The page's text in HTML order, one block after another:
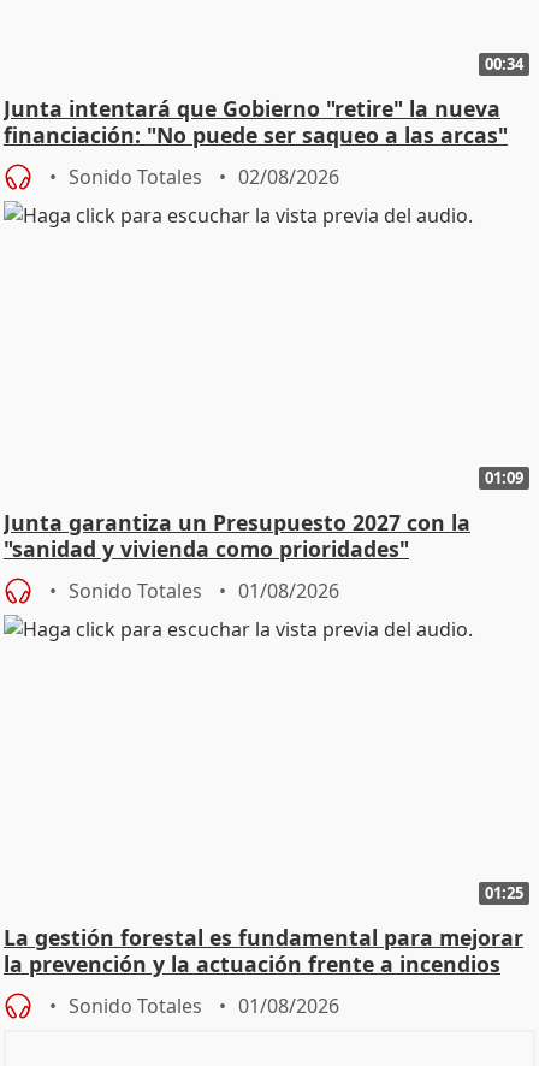
00:34
Junta intentará que Gobierno "retire" la nueva
financiación: "No puede ser saqueo a las arcas"
Sonido Totales 02/08/2026
01:09
Junta garantiza un Presupuesto 2027 con la
"sanidad y vivienda como prioridades"
Sonido Totales 01/08/2026
01:25
La gestión forestal es fundamental para mejorar
la prevención y la actuación frente a incendios
Sonido Totales 01/08/2026